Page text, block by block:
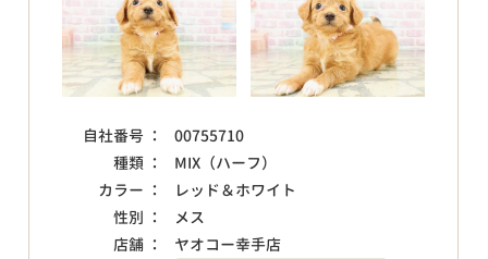
自社番号 ：
00755710
種類 ：
MIX（ハーフ）
カラー ：
レッド＆ホワイト
性別 ：
メス
店舗 ：
ヤオコー幸手店